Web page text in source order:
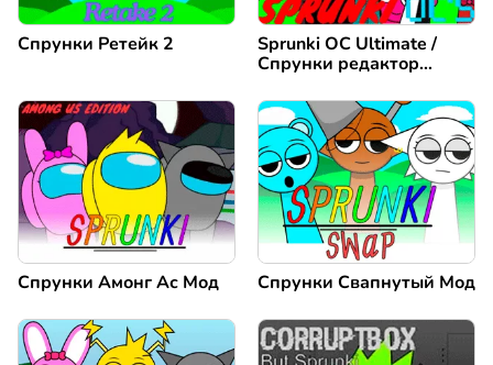
Спрунки Ретейк 2
Sprunki OC Ultimate /
Спрунки редактор
Спрунки Амонг Ас Мод Спрунки Свапнутый Мод